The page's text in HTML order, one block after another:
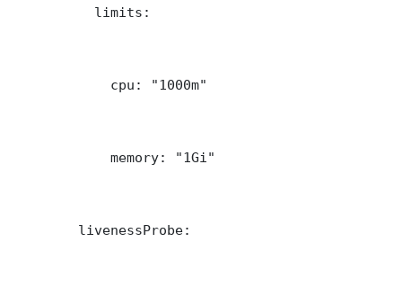
          limits:
            cpu: "1000m"
            memory: "1Gi"
        livenessProbe: